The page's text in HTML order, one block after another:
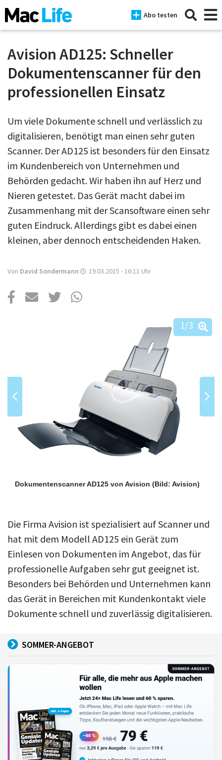
Abo testen
News
iPhone
Mac
iPad
Tests
Tipps
Magazine
Über uns
Podcast
Avision AD125: Schneller
Dokumentenscanner für den
professionellen Einsatz
Um viele Dokumente schnell und verlässlich zu
digitalisieren, benötigt man einen sehr guten
Scanner. Der AD125 ist besonders für den Einsatz
im Kundenbereich von Unternehmen und
Behörden gedacht. Wir haben ihn auf Herz und
Nieren getestet. Das Gerät macht dabei im
Zusammenhang mit der Scansoftware einen sehr
guten Eindruck. Allerdings gibt es dabei einen
kleinen, aber dennoch entscheidenden Haken.
Von David Sondermann 19.03.2015 - 16:11 Uhr
Dokumentenscanner AD125 von Avision (Bild: Avision)
1/3
Die Firma Avision ist spezialisiert auf Scanner und
hat mit dem Modell AD125 ein Gerät zum
Einlesen von Dokumenten im Angebot, das für
professionelle Aufgaben sehr gut geeignet ist.
Besonders bei Behörden und Unternehmen kann
das Gerät in Bereichen mit Kundenkontakt viele
Dokumente schnell und zuverlässig digitalisieren.
SOMMER-ANGEBOT